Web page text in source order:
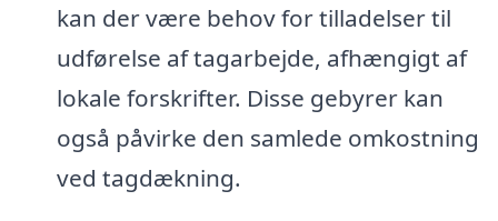
kan der være behov for tilladelser til
udførelse af tagarbejde, afhængigt af
lokale forskrifter. Disse gebyrer kan
også påvirke den samlede omkostning
ved tagdækning.